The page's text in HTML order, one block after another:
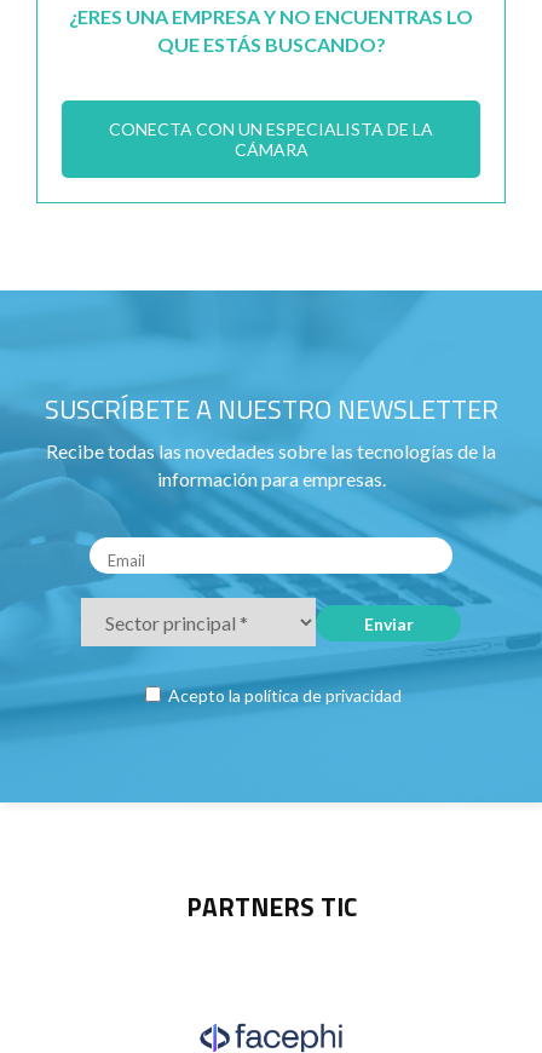
¿ERES UNA EMPRESA Y NO ENCUENTRAS LO
QUE ESTÁS BUSCANDO?
CONECTA CON UN ESPECIALISTA DE LA
CÁMARA
SUSCRÍBETE A NUESTRO NEWSLETTER
Recibe todas las novedades sobre las tecnologías de la
información para empresas.
Acepto la política de privacidad
PARTNERS TIC